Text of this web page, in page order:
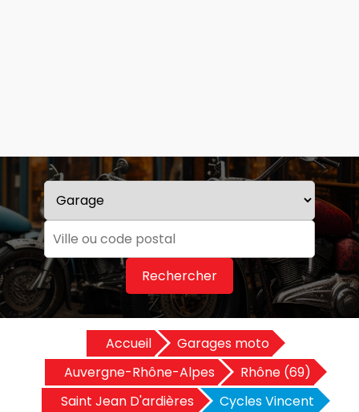
Rechercher
Accueil
Garages moto
Auvergne-Rhône-Alpes
Rhône (69)
Saint Jean D'ardières
Cycles Vincent